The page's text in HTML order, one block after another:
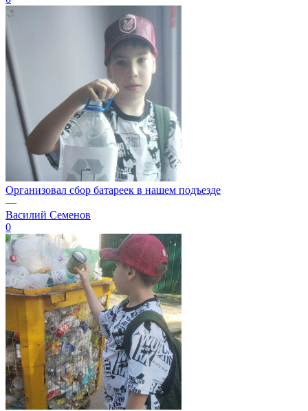
Организовал сбор батареек в нашем подъезде
—
Василий Семенов
0